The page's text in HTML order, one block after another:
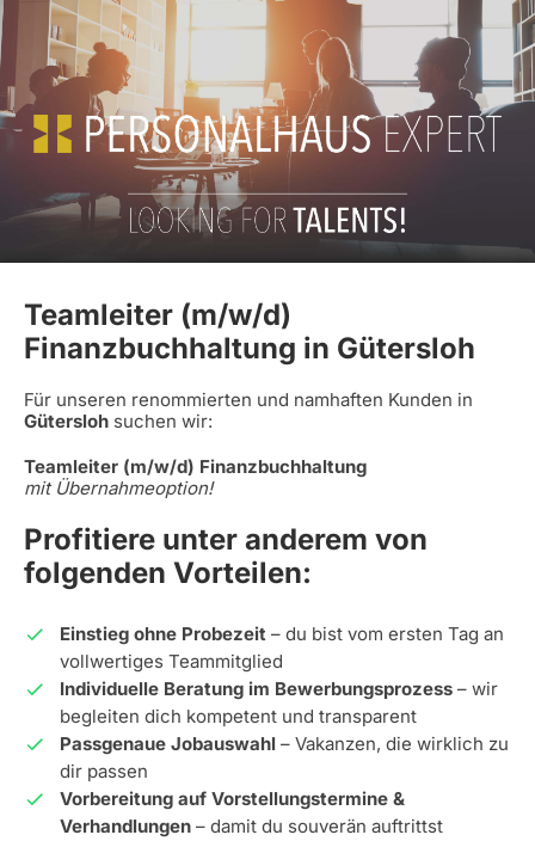
Teamleiter (m/w/d)
Finanzbuchhaltung in Gütersloh
Für unseren renommierten und namhaften Kunden in
Gütersloh suchen wir:
Teamleiter (m/w/d) Finanzbuchhaltung
mit Übernahmeoption!
Profitiere unter anderem von
folgenden Vorteilen:
Einstieg ohne Probezeit – du bist vom ersten Tag an
vollwertiges Teammitglied
Individuelle Beratung im Bewerbungsprozess – wir
begleiten dich kompetent und transparent
Passgenaue Jobauswahl – Vakanzen, die wirklich zu
dir passen
Vorbereitung auf Vorstellungstermine &
Verhandlungen – damit du souverän auftrittst